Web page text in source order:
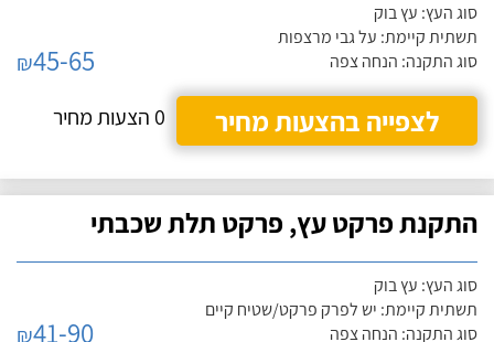
סוג העץ: עץ בוק
תשתית קיימת: על גבי מרצפות
סוג התקנה: הנחה צפה
₪45-65
לצפייה בהצעות מחיר
0 הצעות מחיר
התקנת פרקט עץ, פרקט תלת שכבתי
סוג העץ: עץ בוק
תשתית קיימת: יש לפרק פרקט/שטיח קיים
סוג התקנה: הנחה צפה
₪41-90